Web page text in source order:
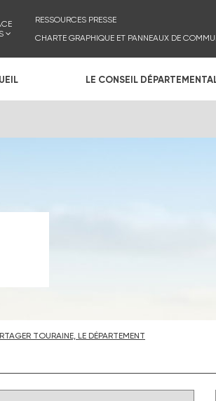
RESSOURCES PRESSE
CHARTE GRAPHIQUE ET PANNEAUX DE
LE CONSEIL
TOURAINE, LE DÉPARTEMENT